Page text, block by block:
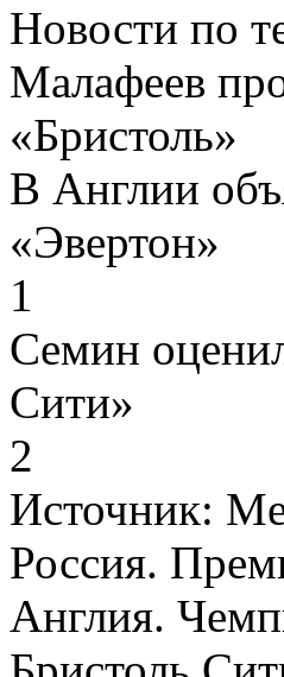
Новости по
Малафеев
«Бристоль»
В Англии
«Эвертон»
1
Семин
Сити»
2
Источник:
Россия.
Англия.